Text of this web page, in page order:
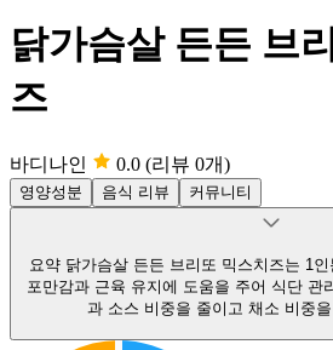
닭가슴살 든든 브
즈
바디나인 0.0 (리뷰 0개)
영양성분 음식 리뷰 커뮤니티
요약 닭가슴살 든든 브리또 믹스치즈는 1
포만감과 근육 유지에 도움을 주어 식단 관
과 소스 비중을 줄이고 채소 비중